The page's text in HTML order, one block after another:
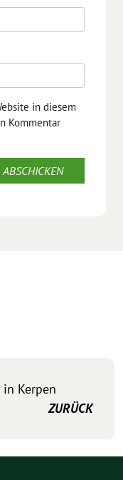
in diesem
Kommentar
Kerpen
ZURÜCK